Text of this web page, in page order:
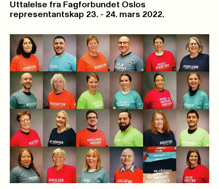
Uttalelse fra Fagforbundet Oslos
representantskap 23. - 24. mars 2022.